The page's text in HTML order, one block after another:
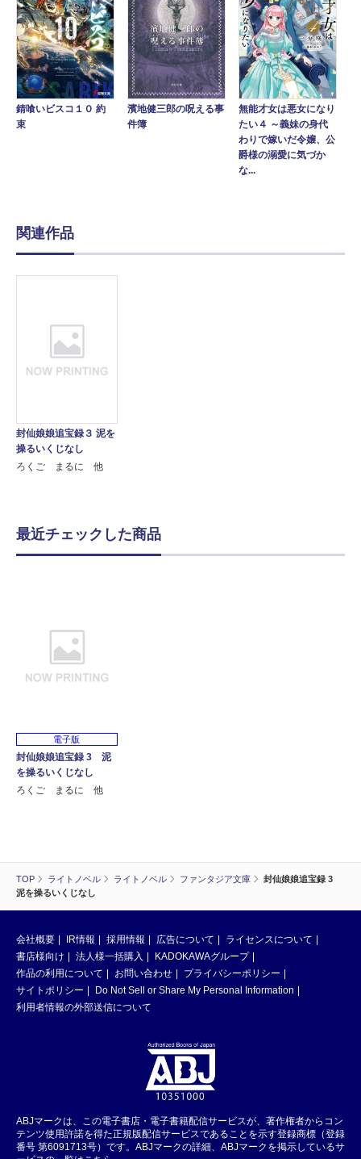
TOP ライトノベル ライトノベル ファンタジア文庫
封仙娘娘追宝録 3
泥を操るいくじなし
錆喰いビスコ１０ 約
束
濱地健三郎の呪える事
件簿
無能才女は悪女になり
たい４ ～義妹の身代
わりで嫁いだ令嬢、公
爵様の溺愛に気づか
な...
関連作品
封仙娘娘追宝録３ 泥を
操るいくじなし
ろくご まるに 他
最近チェックした商品
電子版
封仙娘娘追宝録 3 泥
を操るいくじなし
ろくご まるに 他
会社概要 IR情報 採用情報 広告について
ライセンスについて
書店様向け
法人様一括購入
KADOKAWAグループ
作品の利用について
お問い合わせ
プライバシーポリシー
サイトポリシー
Do Not Sell or Share My Personal Information
利用者情報の外部送信について
ABJマークは、この電子書店・電子書籍配信サービスが、著作権者からコン
テンツ使用許諾を得た正規版配信サービスであることを示す登録商標（登録
番号 第6091713号）です。ABJマークの詳細、ABJマークを掲示しているサ